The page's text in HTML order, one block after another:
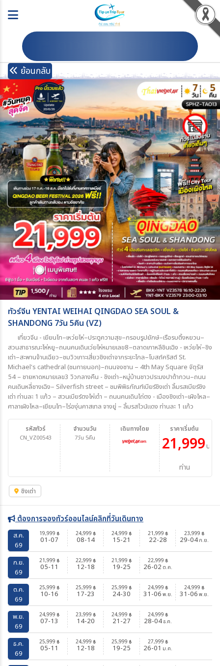
ย้อนกลับ
ทัวร์จีน YENTAI WEIHAI QINGDAO SEA SOUL &
SHANDONG 7วัน 5คืน (VZ)
เที่ยวจีน - เยียนไท–เหว่ยไห่–ประตูความสุข–กรอบรูปยักษ์–เรือรบติ้งหยวน–
สวนสาธารณะไห่หยู–ถนนคนเดินเว่ยไห่หมายเลข8–ตลาดเกาหลีชินเฉิง - เหว่ยไห่–ชิง
เต่า–สะพานจ้านเฉียว–ชมวิวเกาะเสี่ยวชิงเต่าจากระยะไกล–โบสถ์คริสต์ St.
Michael's cathedral (ชมภายนอก)–ถนนจงซาน – 4th May Square จัตุรัส
54 – ชายหาดหมายเลข3 วิวกลางคืน - ชิงเต่า–หมู่บ้านชาวประมงปาต้ากวน–ถนน
คนเดินหลี่ชางเฉิง– Silverfish street – ชมพิพิธภัณฑ์เบียร์ชิงเต่า ลิ้มรสเบียร์ชิง
เต่า ท่านละ 1 แก้ว – สวนเบียร์ตงไห่เต๋า – ถนนคนเดินไถ่ตง - เมืองชิงเต่า–เผิงไหล–
ศาลาเผิงไหล–เยียนไท–ไร่องุ่นคาสเทล จางยู่ – ลิ้มรสไวน์แดง ท่านละ 1 แก้ว
รหัสทัวร์
CN_VZ00543
จำนวนวัน
7วัน 5คืน
ราคาเริ่มต้น
21,999บาท/
ท่าน
เดินทางโดย
ชิงเต่า
ต้องการจองทัวร์ออนไลน์คลิกที่วันเดินทาง
ส.ค.
69
19,999 ฿
01-07
24,999 ฿
08-14
24,999 ฿
15-21
21,999 ฿
22-28
23,999 ฿
29-04 ก.ย.
ก.ย.
69
21,999 ฿
05-11
22,999 ฿
12-18
21,999 ฿
19-25
22,999 ฿
26-02 ต.ค.
ต.ค.
69
25,999 ฿
10-16
25,999 ฿
17-23
25,999 ฿
24-30
24,999 ฿
31-06พ.ย.
24,999 ฿
31-06พ.ย.
พ.ย.
69
24,999 ฿
07-13
23,999 ฿
14-20
24,999 ฿
21-27
24,999 ฿
28-04ธ.ค.
ธ.ค.
69
25,999 ฿
05-11
24,999 ฿
12-18
25,999 ฿
19-25
27,999 ฿
26-01 ม.ค.